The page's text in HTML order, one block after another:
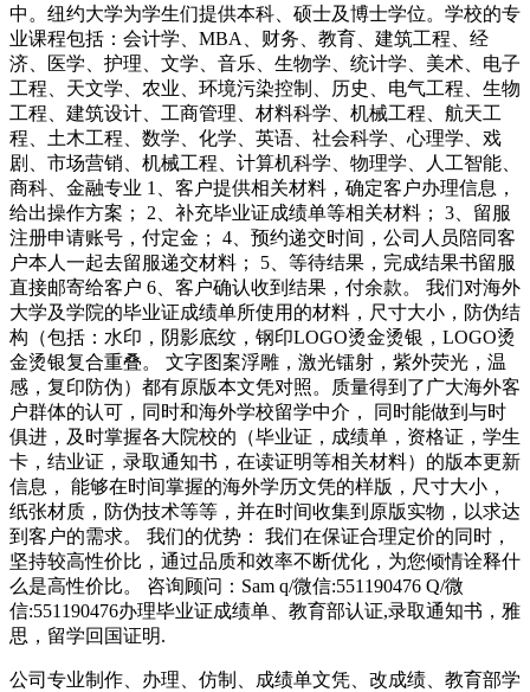
中。纽约大学为学生们提供本科、硕士及博士学位。学校的专
业课程包括：会计学、MBA、财务、教育、建筑工程、经
济、医学、护理、文学、音乐、生物学、统计学、美术、电子
工程、天文学、农业、环境污染控制、历史、电气工程、生物
工程、建筑设计、工商管理、材料科学、机械工程、航天工
程、土木工程、数学、化学、英语、社会科学、心理学、戏
剧、市场营销、机械工程、计算机科学、物理学、人工智能、
商科、金融专业 1、客户提供相关材料，确定客户办理信息，
给出操作方案； 2、补充毕业证成绩单等相关材料； 3、留服
注册申请账号，付定金； 4、预约递交时间，公司人员陪同客
户本人一起去留服递交材料； 5、等待结果，完成结果书留服
直接邮寄给客户 6、客户确认收到结果，付余款。 我们对海外
大学及学院的毕业证成绩单所使用的材料，尺寸大小，防伪结
构（包括：水印，阴影底纹，钢印LOGO烫金烫银，LOGO烫
金烫银复合重叠。 文字图案浮雕，激光镭射，紫外荧光，温
感，复印防伪）都有原版本文凭对照。质量得到了广大海外客
户群体的认可，同时和海外学校留学中介， 同时能做到与时
俱进，及时掌握各大院校的（毕业证，成绩单，资格证，学生
卡，结业证，录取通知书，在读证明等相关材料）的版本更新
信息， 能够在时间掌握的海外学历文凭的样版，尺寸大小，
纸张材质，防伪技术等等，并在时间收集到原版实物，以求达
到客户的需求。 我们的优势： 我们在保证合理定价的同时，
坚持较高性价比，通过品质和效率不断优化，为您倾情诠释什
么是高性价比。 咨询顾问：Sam q/微信:551190476 Q/微
信:551190476办理毕业证成绩单、教育部认证,录取通知书，雅
思，留学回国证明.
公司专业制作、办理、仿制、成绩单文凭、改成绩、教育部学